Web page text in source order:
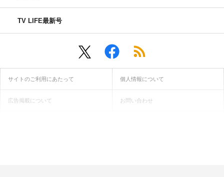
TV LIFE最新号
サイトのご利用にあたって 個人情報について
広告掲載について お問い合わせ